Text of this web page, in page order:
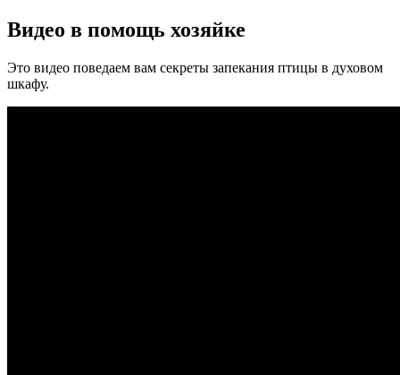
Видео в помощь хозяйке
Это видео поведаем вам секреты запекания птицы в духовом
шкафу.